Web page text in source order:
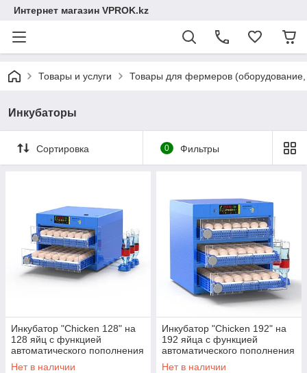
Интернет магазин VPROK.kz
Товары и услуги Товары для фермеров (оборудование,
Инкубаторы
Сортировка 0 Фильтры
Инкубатор "Сhicken 128" на
128 яйц с функцией
автоматического пополнения
воды и регулировкой роликов
Нет в наличии
Инкубатор "Сhicken 192" на
192 яйца с функцией
автоматического пополнения
воды и регулировкой роликов
Нет в наличии